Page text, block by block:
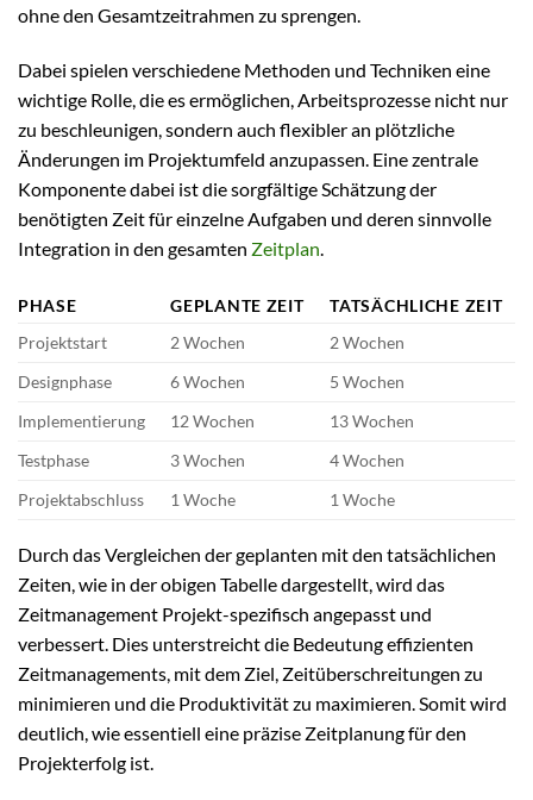
ohne den Gesamtzeitrahmen zu sprengen.
Dabei spielen verschiedene Methoden und Techniken eine
wichtige Rolle, die es ermöglichen, Arbeitsprozesse nicht nur
zu beschleunigen, sondern auch flexibler an plötzliche
Änderungen im Projektumfeld anzupassen. Eine zentrale
Komponente dabei ist die sorgfältige Schätzung der
benötigten Zeit für einzelne Aufgaben und deren sinnvolle
Integration in den gesamten Zeitplan.
PHASE GEPLANTE ZEIT
TATSÄCHLICHE ZEIT
Projektstart
2 Wochen
2 Wochen
Designphase
6 Wochen
5 Wochen
Implementierung
12 Wochen
13 Wochen
Testphase
3 Wochen
4 Wochen
Projektabschluss
1 Woche 1 Woche
Durch das Vergleichen der geplanten mit den tatsächlichen
Zeiten, wie in der obigen Tabelle dargestellt, wird das
Zeitmanagement Projekt-spezifisch angepasst und
verbessert. Dies unterstreicht die Bedeutung effizienten
Zeitmanagements, mit dem Ziel, Zeitüberschreitungen zu
minimieren und die Produktivität zu maximieren. Somit wird
deutlich, wie essentiell eine präzise Zeitplanung für den
Projekterfolg ist.